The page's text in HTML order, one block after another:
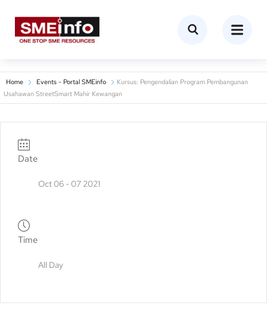
Home Events - Portal SMEinfo
Kursus: Pengendalian Program Pembangunan
Usahawan StreetSmart Mahir Kewangan
Date
Oct 06 - 07 2021
Time
All Day